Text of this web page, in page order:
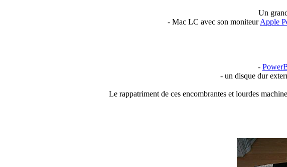
Un
- Mac LC avec son moniteurApple
-
- un disque dur
Le rappatriment de ces encombrantes et lourdes